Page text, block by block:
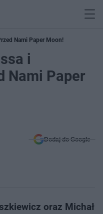
Nami Paper Moon!
i
Nami Paper
Dodaj do Google
oraz Michał